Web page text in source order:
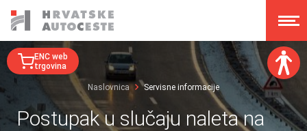
Veličina fonta:
A A A A
ENC web
trgovina
Naslovnica Servisne informacije
Postupak u slučaju naleta na